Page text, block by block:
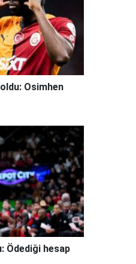
Osimhen
Ödediği hesap